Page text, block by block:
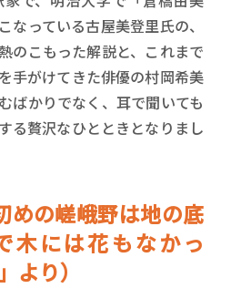
なっている古屋美登里氏の、
のこもった解説と、これまで
手がけてきた俳優の村岡希美
ばかりでなく、耳で聞いても
る贅沢なひとときとなりまし
めの嵯峨野は地の底
木には花もなかっ
より）